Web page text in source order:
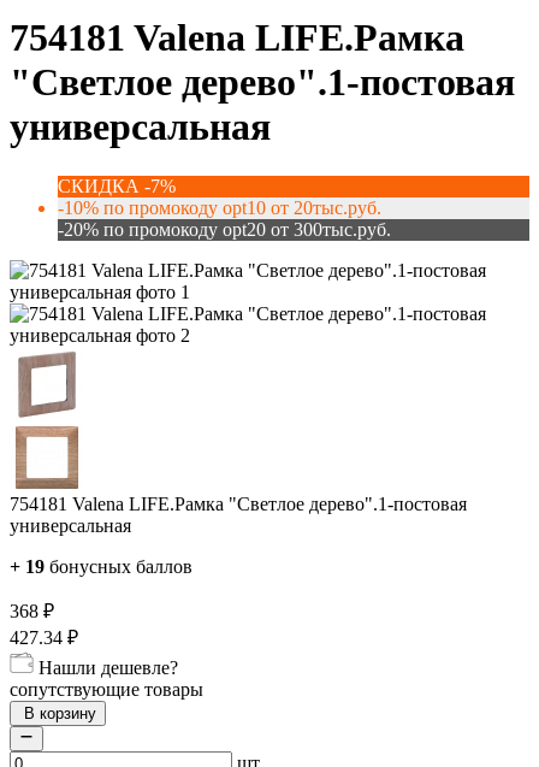
754181 Valena LIFE.Рамка
"Светлое дерево".1-постовая
универсальная
СКИДКА -7%
-10% по промокоду opt10 от 20тыс.руб.
-20% по промокоду opt20 от 300тыс.руб.
754181 Valena LIFE.Рамка "Светлое дерево".1-постовая
универсальная
+ 19 бонусных баллов
368 ₽
427.34 ₽
Нашли дешевле?
сопутствующие товары
В корзину
шт